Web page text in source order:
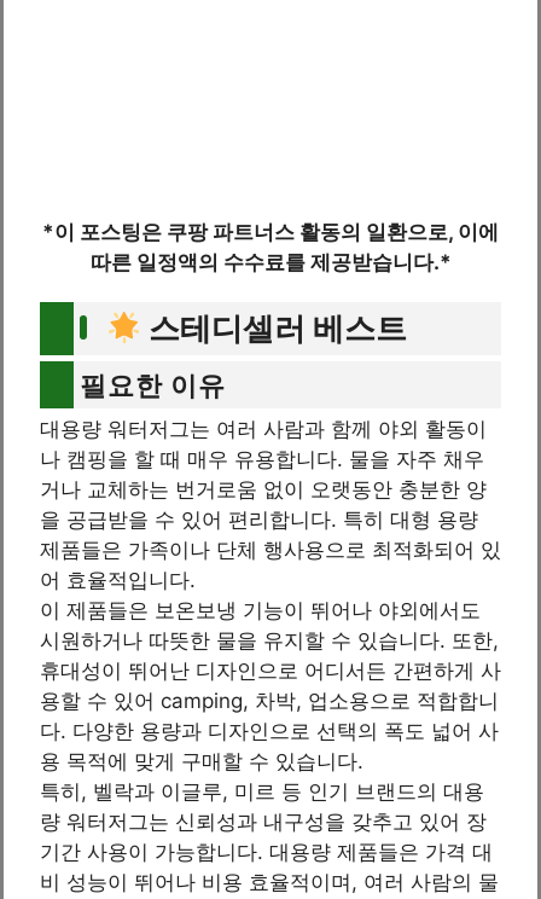
*이 포스팅은 쿠팡 파트너스 활동의 일환으로, 이에
따른 일정액의 수수료를 제공받습니다.*
스테디셀러 베스트
필요한 이유
대용량 워터저그는 여러 사람과 함께 야외 활동이
나 캠핑을 할 때 매우 유용합니다. 물을 자주 채우
거나 교체하는 번거로움 없이 오랫동안 충분한 양
을 공급받을 수 있어 편리합니다. 특히 대형 용량
제품들은 가족이나 단체 행사용으로 최적화되어 있
어 효율적입니다.
이 제품들은 보온보냉 기능이 뛰어나 야외에서도
시원하거나 따뜻한 물을 유지할 수 있습니다. 또한,
휴대성이 뛰어난 디자인으로 어디서든 간편하게 사
용할 수 있어 camping, 차박, 업소용으로 적합합니
다. 다양한 용량과 디자인으로 선택의 폭도 넓어 사
용 목적에 맞게 구매할 수 있습니다.
특히, 벨락과 이글루, 미르 등 인기 브랜드의 대용
량 워터저그는 신뢰성과 내구성을 갖추고 있어 장
기간 사용이 가능합니다. 대용량 제품들은 가격 대
비 성능이 뛰어나 비용 효율적이며, 여러 사람의 물